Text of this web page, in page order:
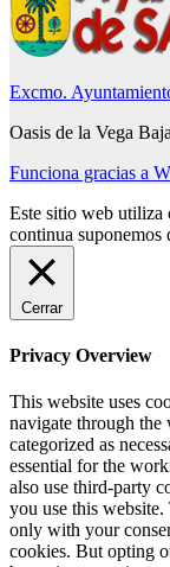
Excmo.
Oasis de la Vega Baja
Funciona gracias a
Este sitio web utiliza
continua suponemos
Cerrar
Privacy Overview
This website uses
navigate through the
categorized as
essential for the
also use third-party
you use this
only with your
cookies. But opting